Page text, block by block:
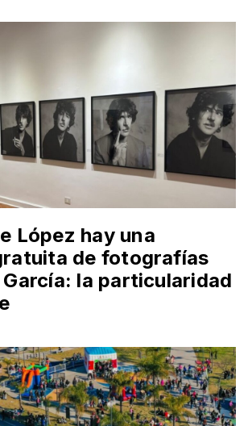
López hay una
de fotografías
la particularidad